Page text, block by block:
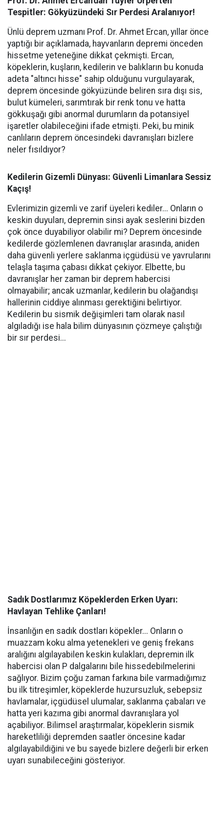
Tespitler: Gökyüzündeki Sır Perdesi Aralanıyor!
Ünlü deprem uzmanı Prof. Dr. Ahmet Ercan, yıllar önce
yaptığı bir açıklamada, hayvanların depremi önceden
hissetme yeteneğine dikkat çekmişti. Ercan,
köpeklerin, kuşların, kedilerin ve balıkların bu konuda
adeta "altıncı hisse" sahip olduğunu vurgulayarak,
deprem öncesinde gökyüzünde beliren sıra dışı sis,
bulut kümeleri, sarımtırak bir renk tonu ve hatta
gökkuşağı gibi anormal durumların da potansiyel
işaretler olabileceğini ifade etmişti. Peki, bu minik
canlıların deprem öncesindeki davranışları bizlere
neler fısıldıyor?
Kedilerin Gizemli Dünyası: Güvenli Limanlara Sessiz
Kaçış!
Evlerimizin gizemli ve zarif üyeleri kediler... Onların o
keskin duyuları, depremin sinsi ayak seslerini bizden
çok önce duyabiliyor olabilir mi? Deprem öncesinde
kedilerde gözlemlenen davranışlar arasında, aniden
daha güvenli yerlere saklanma içgüdüsü ve yavrularını
telaşla taşıma çabası dikkat çekiyor. Elbette, bu
davranışlar her zaman bir deprem habercisi
olmayabilir; ancak uzmanlar, kedilerin bu olağandışı
hallerinin ciddiye alınması gerektiğini belirtiyor.
Kedilerin bu sismik değişimleri tam olarak nasıl
algıladığı ise hala bilim dünyasının çözmeye çalıştığı
bir sır perdesi...
Sadık Dostlarımız Köpeklerden Erken Uyarı:
Havlayan Tehlike Çanları!
İnsanlığın en sadık dostları köpekler... Onların o
muazzam koku alma yetenekleri ve geniş frekans
aralığını algılayabilen keskin kulakları, depremin ilk
habercisi olan P dalgalarını bile hissedebilmelerini
sağlıyor. Bizim çoğu zaman farkına bile varmadığımız
bu ilk titreşimler, köpeklerde huzursuzluk, sebepsiz
havlamalar, içgüdüsel ulumalar, saklanma çabaları ve
hatta yeri kazıma gibi anormal davranışlara yol
açabiliyor. Bilimsel araştırmalar, köpeklerin sismik
hareketliliği depremden saatler öncesine kadar
algılayabildiğini ve bu sayede bizlere değerli bir erken
uyarı sunabileceğini gösteriyor.